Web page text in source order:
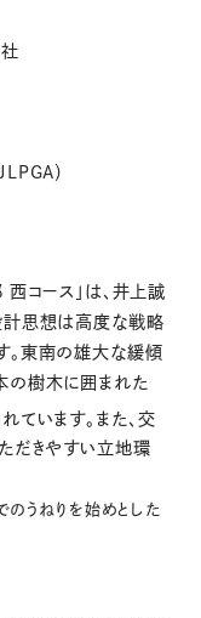
）
コース」は、井上誠
計思想は高度な戦略
。東南の雄大な緩傾
の樹木に囲まれた
ています。また、交
だきやすい立地環
のうねりを始めとした